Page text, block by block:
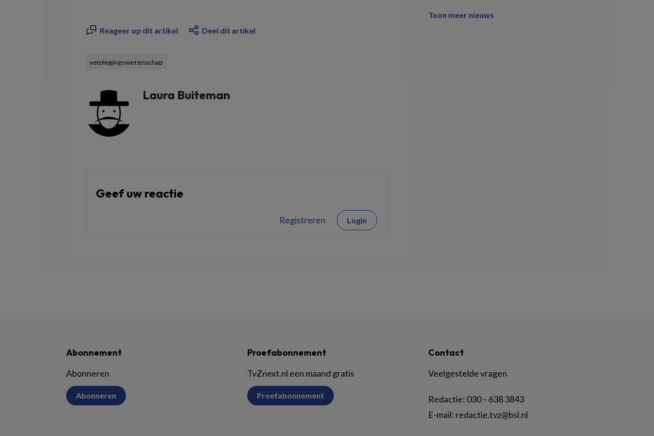
Reageer op dit artikel Deel dit artikel
verplegingswetenschap
Laura Buiteman
Geef uw reactie
Registreren Login
Toon meer nieuws
Abonnement
Abonneren
Abonneren
Proefabonnement
TvZnext.nl een maand gratis
Proefabonnement
Contact
Veelgestelde vragen
Redactie: 030 – 638 3843
E-mail: redactie.tvz@bsl.nl